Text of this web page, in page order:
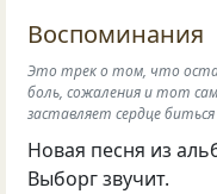
Воспоминания
Это трек о том, что
боль, сожаления и тот
заставляет сердце
Новая песня из
Выборг звучит.